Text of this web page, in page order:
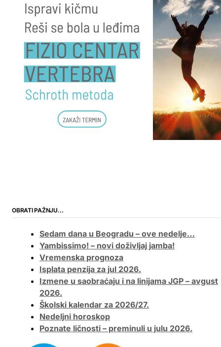
OBRATI PAŽNJU…
Sedam dana u Beogradu – ove nedelje…
Yambissimo! – novi doživljaj jamba!
Vremenska prognoza
Isplata penzija za jul 2026.
Izmene u saobraćaju i na linijama JGP – avgust
2026.
Školski kalendar za 2026/27.
Nedeljni horoskop
Poznate ličnosti – preminuli u julu 2026.